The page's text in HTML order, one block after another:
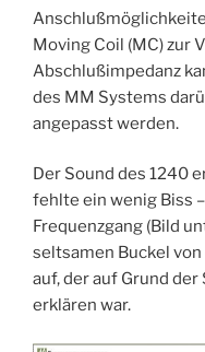
Moving Coil (MC) zur
Abschlußimpedanz
des MM Systems
angepasst werden.
Der Sound des 1240
fehlte ein wenig Biss
Frequenzgang (Bild
seltsamen Buckel von
auf, der auf Grund
erklären war.